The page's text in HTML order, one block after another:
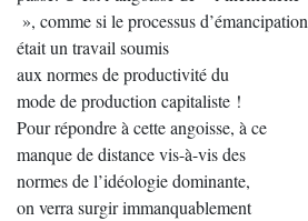
», comme si le processus d’émancipation
était un travail soumis
aux normes de productivité du
mode de production capitaliste !
Pour répondre à cette angoisse, à ce
manque de distance vis-à-vis des
normes de l’idéologie dominante,
on verra surgir immanquablement